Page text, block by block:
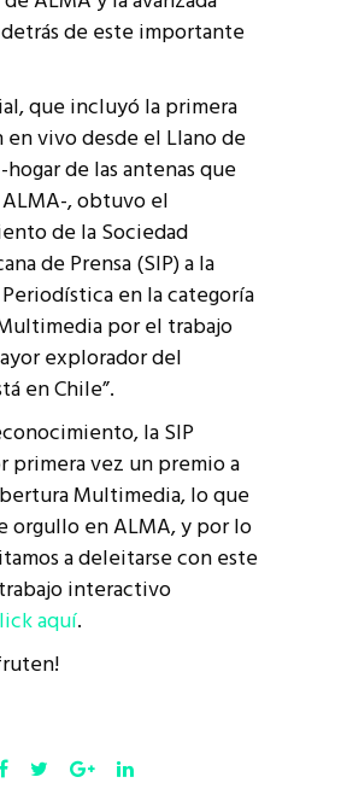
de este importante
que incluyó la primera
en vivo desde el Llano de
de las antenas que
, obtuvo el
de la Sociedad
de Prensa (SIP) a la
en la categoría
por el trabajo
explorador del
en Chile”.
la SIP
primera vez un premio a
Multimedia, lo que
orgullo en ALMA, y por lo
a deleitarse con este
interactivo
aquí.